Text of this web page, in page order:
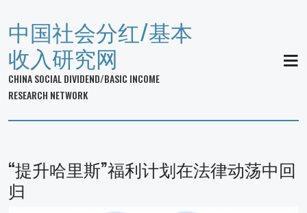
中国社会分红/基本
收入研究网
CHINA SOCIAL DIVIDEND/BASIC INCOME
RESEARCH NETWORK
“提升哈里斯”福利计划在法律动荡中回
归